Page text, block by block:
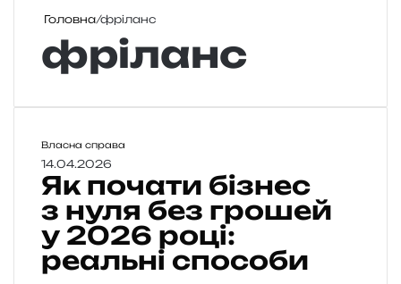
Головна/фріланс
фріланс
Я
к
п
ч
а
т
и
Власна справа
14.04.2026
Як почати бізнес
з нуля без грошей
у 2026 році:
реальні способи